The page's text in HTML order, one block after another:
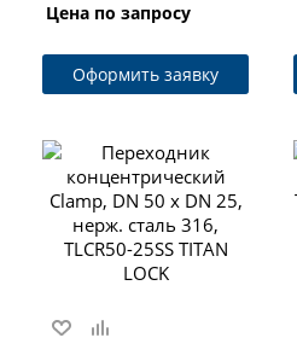
Цена по запросу
Оформить заявку